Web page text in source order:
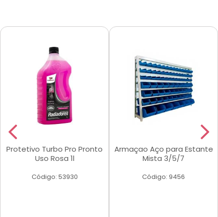
Protetivo Turbo Pro Pronto
Uso Rosa 1l
Código: 53930
Armaçao Aço para Estante
Mista 3/5/7
Código: 9456